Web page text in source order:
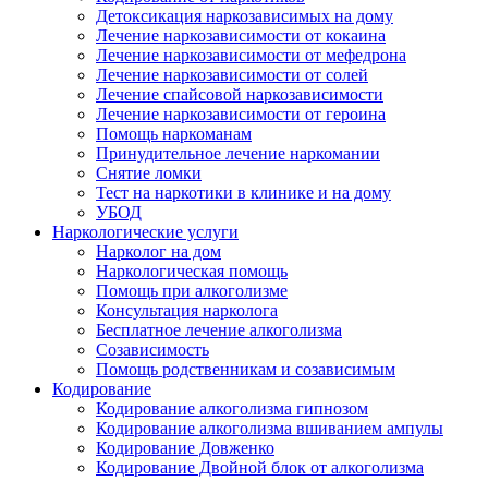
Детоксикация наркозависимых на дому
Лечение наркозависимости от кокаина
Лечение наркозависимости от мефедрона
Лечение наркозависимости от солей
Лечение спайсовой наркозависимости
Лечение наркозависимости от героина
Помощь наркоманам
Принудительное лечение наркомании
Снятие ломки
Тест на наркотики в клинике и на дому
УБОД
Наркологические услуги
Нарколог на дом
Наркологическая помощь
Помощь при алкоголизме
Консультация нарколога
Бесплатное лечение алкоголизма
Созависимость
Помощь родственникам и созависимым
Кодирование
Кодирование алкоголизма гипнозом
Кодирование алкоголизма вшиванием ампулы
Кодирование Довженко
Кодирование Двойной блок от алкоголизма